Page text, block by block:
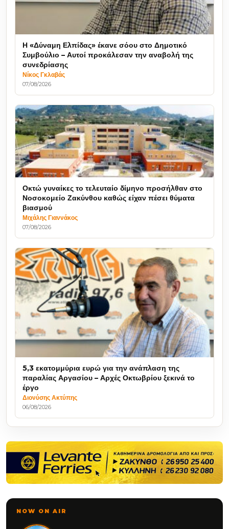
Η «Δύναμη Ελπίδας» έκανε σόου στο Δημοτικό
Συμβούλιο – Αυτοί προκάλεσαν την αναβολή της
συνεδρίασης
Νίκος Γκλαβάς
07/08/2026
Οκτώ γυναίκες το τελευταίο δίμηνο προσήλθαν στο
Νοσοκομείο Ζακύνθου καθώς είχαν πέσει θύματα
βιασμού
Μιχάλης Γιαννάκος
07/08/2026
5,3 εκατομμύρια ευρώ για την ανάπλαση της
παραλίας Αργασίου – Αρχές Οκτωβρίου ξεκινά το
έργο
Διονύσης Ακτύπης
06/08/2026
NOW ON AIR